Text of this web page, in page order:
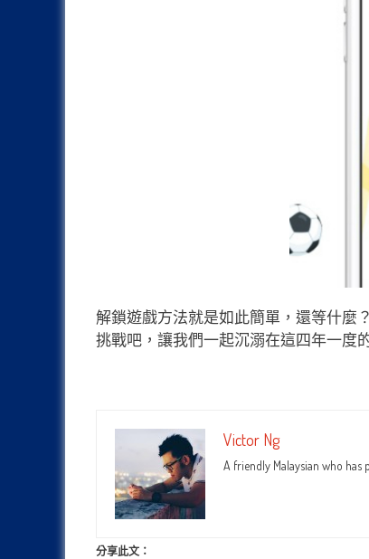
解鎖遊戲方法就是如此簡單，還等什麼
挑戰吧，讓我們一起沉溺在這四年一度
Victor Ng
A friendly Malaysian who has
分享此文：